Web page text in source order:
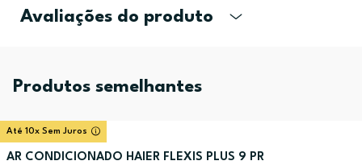
Avaliações do produto
Produtos semelhantes
Até 10x Sem Juros
AR CONDICIONADO HAIER FLEXIS PLUS 9 PR